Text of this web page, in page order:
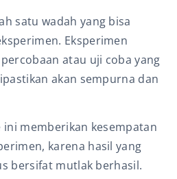
satu wadah yang bisa
Eksperimen
atau uji coba yang
akan sempurna dan
memberikan kesempatan
karena hasil yang
bersifat mutlak berhasil.